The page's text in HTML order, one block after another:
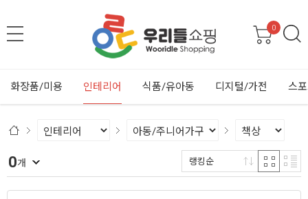
0
화장품/미용 인테리어 식품/유아동 디지털/가전 스
0개 랭킹순